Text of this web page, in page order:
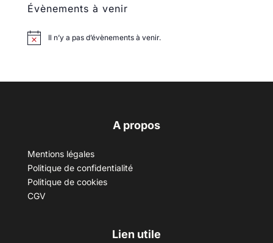
Évènements à venir
Il n’y a pas d’évènements à venir.
A propos
Mentions légales
Politique de confidentialité
Politique de cookies
CGV
Lien utile